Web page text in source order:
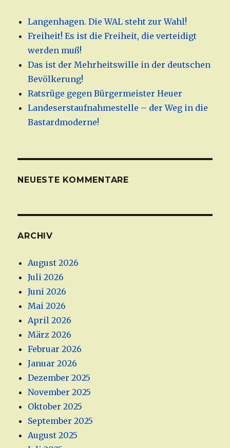
Langenhagen. Die WAL steht zur Wahl!
Freiheit! Es ist die Freiheit, die verteidigt
werden muß!
Das ist der Mehrheitswille in der deutschen
Bevölkerung!
Ratsrüge gegen Bürgermeister Heuer
Landeserstaufnahmestelle – der Weg in die
Bastardmoderne!
NEUESTE KOMMENTARE
ARCHIV
August 2026
Juli 2026
Juni 2026
Mai 2026
April 2026
März 2026
Februar 2026
Januar 2026
Dezember 2025
November 2025
Oktober 2025
September 2025
August 2025